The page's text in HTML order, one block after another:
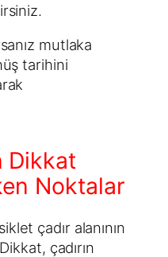
mutlaka
tarihini
Dikkat
Noktalar
çadır alanının
çadırın